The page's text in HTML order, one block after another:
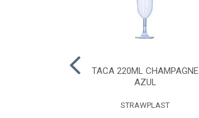
TACA 220ML CHAMPAGNE
AZUL
STRAWPLAST